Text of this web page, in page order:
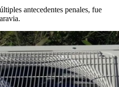
antecedentes penales, fue